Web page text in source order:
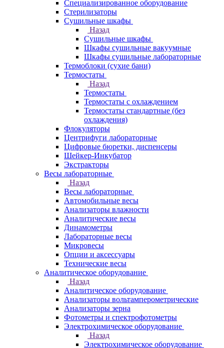
Специализированное оборудование
Стерилизаторы
Сушильные шкафы
Назад
Сушильные шкафы
Шкафы сушильные вакуумные
Шкафы сушильные лабораторные
Термоблоки (сухие бани)
Термостаты
Назад
Термостаты
Термостаты с охлаждением
Термостаты стандартные (без
охлаждения)
Флокуляторы
Центрифуги лабораторные
Цифровые бюретки, диспенсеры
Шейкер-Инкубатор
Экстракторы
Весы лабораторные
Назад
Весы лабораторные
Автомобильные весы
Анализаторы влажности
Аналитические весы
Динамометры
Лабораторные весы
Микровесы
Опции и аксессуары
Технические весы
Аналитическое оборудование
Назад
Аналитическое оборудование
Анализаторы вольтамперометрические
Анализаторы зерна
Фотометры и спектрофотометры
Электрохимическое оборудование
Назад
Электрохимическое оборудование